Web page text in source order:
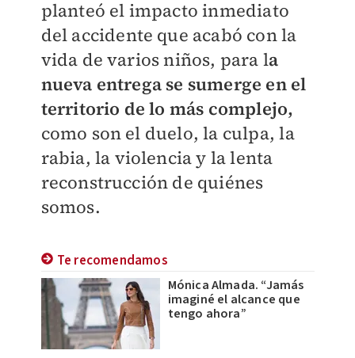
planteó el impacto inmediato
del accidente que acabó con la
vida de varios niños, para la
nueva entrega se sumerge en el
territorio de lo más complejo,
como son el duelo, la culpa, la
rabia, la violencia y la lenta
reconstrucción de quiénes
somos.
Te recomendamos
Mónica Almada. “Jamás
imaginé el alcance que
tengo ahora”